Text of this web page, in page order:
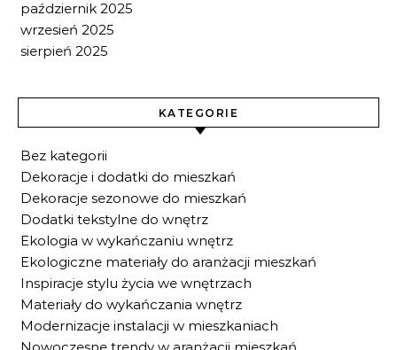
październik 2025
wrzesień 2025
sierpień 2025
KATEGORIE
Bez kategorii
Dekoracje i dodatki do mieszkań
Dekoracje sezonowe do mieszkań
Dodatki tekstylne do wnętrz
Ekologia w wykańczaniu wnętrz
Ekologiczne materiały do aranżacji mieszkań
Inspiracje stylu życia we wnętrzach
Materiały do wykańczania wnętrz
Modernizacje instalacji w mieszkaniach